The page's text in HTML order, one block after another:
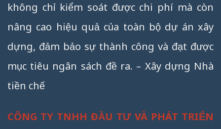
không chỉ kiểm soát được chi phí mà còn
nâng cao hiệu quả của toàn bộ dự án xây
dựng, đảm bảo sự thành công và đạt được
mục tiêu ngân sách đề ra. – Xây dựng Nhà
tiền chế
CÔNG TY TNHH ĐẦU TƯ VÀ PHÁT TRIỂN